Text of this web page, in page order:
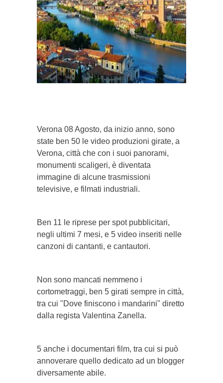
Verona 08 Agosto, da inizio anno, sono
state ben 50 le video produzioni girate, a
Verona, città che con i suoi panorami,
monumenti scaligeri, è diventata
immagine di alcune trasmissioni
televisive, e filmati industriali.
Ben 11 le riprese per spot pubblicitari,
negli ultimi 7 mesi, e 5 video inseriti nelle
canzoni di cantanti, e cantautori.
Non sono mancati nemmeno i
cortometraggi, ben 5 girati sempre in città,
tra cui "Dove finiscono i mandarini" diretto
dalla regista Valentina Zanella.
5 anche i documentari film, tra cui si può
annoverare quello dedicato ad un blogger
diversamente abile.